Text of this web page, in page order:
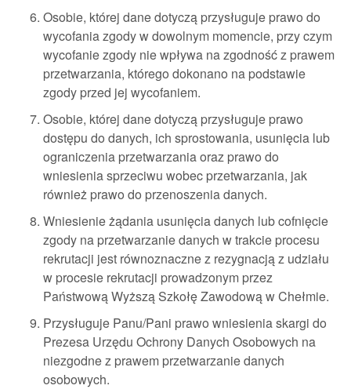
Osobie, której dane dotyczą przysługuje prawo do
wycofania zgody w dowolnym momencie, przy czym
wycofanie zgody nie wpływa na zgodność z prawem
przetwarzania, którego dokonano na podstawie
zgody przed jej wycofaniem.
Osobie, której dane dotyczą przysługuje prawo
dostępu do danych, ich sprostowania, usunięcia lub
ograniczenia przetwarzania oraz prawo do
wniesienia sprzeciwu wobec przetwarzania, jak
również prawo do przenoszenia danych.
Wniesienie żądania usunięcia danych lub cofnięcie
zgody na przetwarzanie danych w trakcie procesu
rekrutacji jest równoznaczne z rezygnacją z udziału
w procesie rekrutacji prowadzonym przez
Państwową Wyższą Szkołę Zawodową w Chełmie.
Przysługuje Panu/Pani prawo wniesienia skargi do
Prezesa Urzędu Ochrony Danych Osobowych na
niezgodne z prawem przetwarzanie danych
osobowych.